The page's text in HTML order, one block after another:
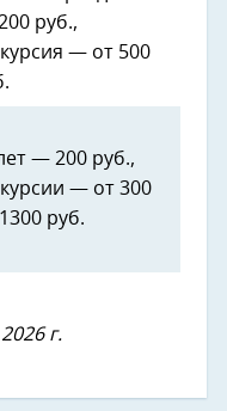
руб.,
— от 500
— 200 руб.,
— от 300
руб.
г.